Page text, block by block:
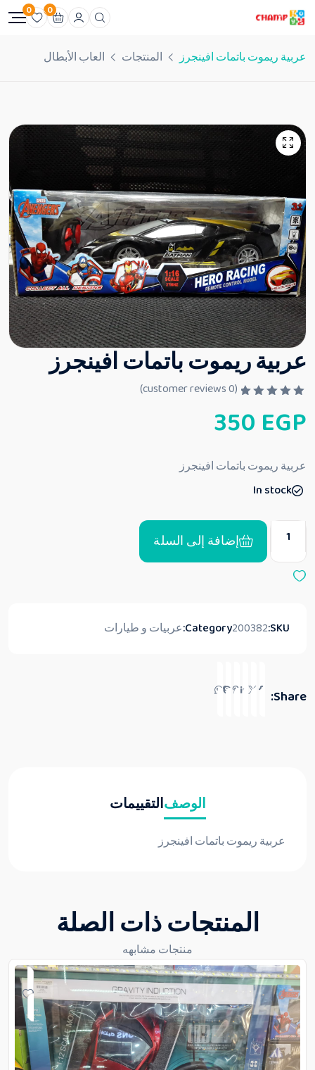
0
0
عربية ريموت باتمات افينجرز المنتجات العاب الأبطال
عربية ريموت باتمات افينجرز
م
ا
ي
م
ن
(
0
350 EGP
عربية ريموت باتمات افينجرز
In stock
إضافة إلى السلة
SKU:
200382
Category: عربيات و طيارات
Share:
الوصفالتقييمات
عربية ريموت باتمات افينجرز
المنتجات ذات الصلة
منتجات مشابهه